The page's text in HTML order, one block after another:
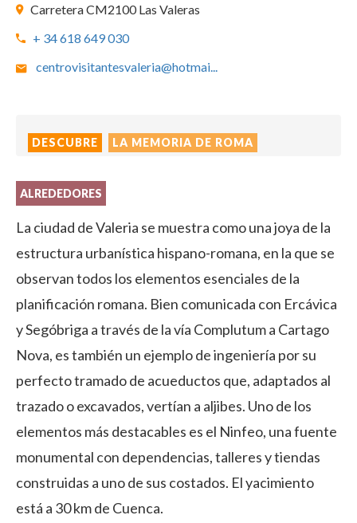
Carretera CM2100 Las Valeras
+ 34 618 649 030
centrovisitantesvaleria@hotmai...
DESCUBRE LA MEMORIA DE ROMA
ALREDEDORES
La ciudad de Valeria se muestra como una joya de la
estructura urbanística hispano-romana, en la que se
observan todos los elementos esenciales de la
planificación romana. Bien comunicada con Ercávica
y Segóbriga a través de la vía Complutum a Cartago
Nova, es también un ejemplo de ingeniería por su
perfecto tramado de acueductos que, adaptados al
trazado o excavados, vertían a aljibes. Uno de los
elementos más destacables es el Ninfeo, una fuente
monumental con dependencias, talleres y tiendas
construidas a uno de sus costados. El yacimiento
está a 30 km de Cuenca.